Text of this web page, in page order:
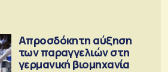
Απροσδόκητη αύξηση
των παραγγελιών στη
γερμανική βιομηχανία